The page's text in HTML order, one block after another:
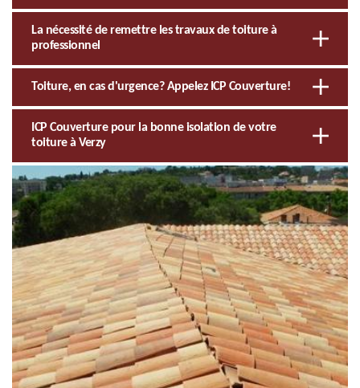
La nécessité de remettre les travaux de toiture à
professionnel
Toiture, en cas d'urgence? Appelez ICP Couverture!
ICP Couverture pour la bonne isolation de votre
toiture à Verzy